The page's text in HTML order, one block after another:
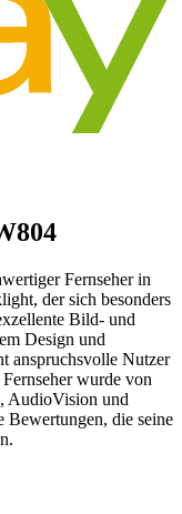
Fernseher in
der sich besonders
Bild- und
Design und
anspruchsvolle Nutzer
wurde von
AudioVision und
Bewertungen, die seine